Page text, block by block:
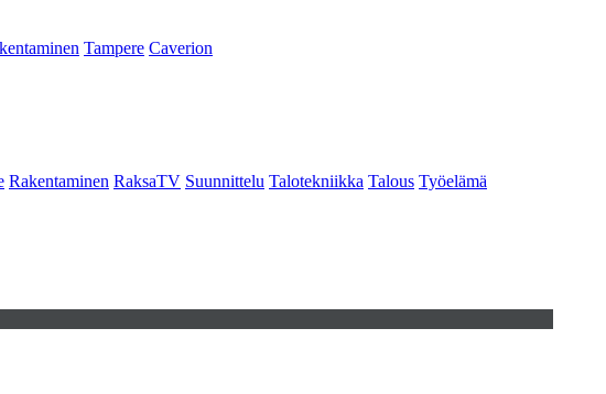
Tampere Caverion
Rakentaminen RaksaTV Suunnittelu Talotekniikka Talous Työelämä